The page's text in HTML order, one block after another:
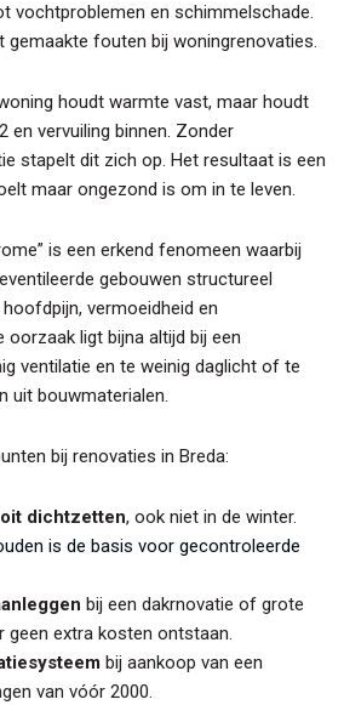
vochtproblemen en schimmelschade.
gemaakte fouten bij woningrenovaties.
houdt warmte vast, maar houdt
en vervuiling binnen. Zonder
stapelt dit zich op. Het resultaat is een
maar ongezond is om in te leven.
is een erkend fenomeen waarbij
gebouwen structureel
vermoeidheid en
oorzaak ligt bijna altijd bij een
ventilatie en te weinig daglicht of te
uit bouwmaterialen.
bij renovaties in Breda:
dichtzetten, ook niet in de winter.
is de basis voor gecontroleerde
bij een dakrnovatie of grote
geen extra kosten ontstaan.
bij aankoop van een
van vóór 2000.